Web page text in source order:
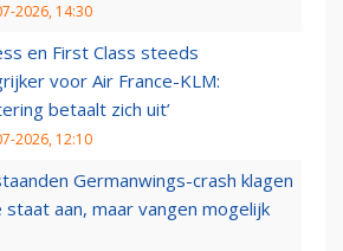
2026, 14:30
en First Class steeds
voor Air France-KLM:
betaalt zich uit’
2026, 12:10
Germanwings-crash klagen
staat aan, maar vangen mogelijk